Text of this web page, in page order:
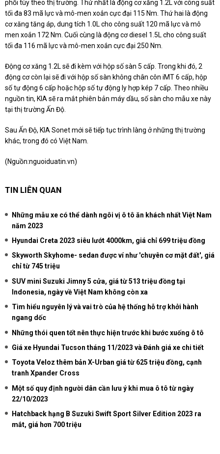
phối tùy theo thị trường. Thứ nhất là động cơ xăng 1.2L với công suất
tối đa 83 mã lực và mô-men xoắn cực đại 115 Nm. Thứ hai là động
cơ xăng tăng áp, dung tích 1.0L cho công suất 120 mã lực và mô
men xoắn 172 Nm. Cuối cùng là động cơ diesel 1.5L cho công suất
tối đa 116 mã lực và mô-men xoắn cực đại 250 Nm.
Động cơ xăng 1.2L sẽ đi kèm với hộp số sàn 5 cấp. Trong khi đó, 2
động cơ còn lại sẽ đi với hộp số sàn không chân côn iMT 6 cấp, hộp
số tự động 6 cấp hoặc hộp số tự động ly hợp kép 7 cấp. Theo nhiều
nguồn tin, KIA sẽ ra mắt phiên bản máy dầu, số sàn cho mẫu xe này
tại thị trường Ấn Độ.
Sau Ấn Độ, KIA Sonet mới sẽ tiếp tục trình làng ở những thị trường
khác, trong đó có Việt Nam.
(Nguồn:nguoiduatin.vn)
TIN LIÊN QUAN
Những mẫu xe có thể dành ngôi vị ô tô ăn khách nhất Việt Nam
năm 2023
Hyundai Creta 2023 siêu lướt 4000km, giá chỉ 699 triệu đồng
Skyworth Skyhome- sedan được ví như 'chuyên cơ mặt đất', giá
chỉ từ 745 triệu
SUV mini Suzuki Jimny 5 cửa, giá từ 513 triệu đồng tại
Indonesia, ngày về Việt Nam không còn xa
Tìm hiểu nguyên lý và vai trò của hệ thống hỗ trợ khởi hành
ngang dốc
Những thói quen tốt nên thực hiện trước khi bước xuống ô tô
Giá xe Hyundai Tucson tháng 11/2023 và Đánh giá xe chi tiết
Toyota Veloz thêm bản X-Urban giá từ 625 triệu đồng, cạnh
tranh Xpander Cross
Một số quy định người dân cần lưu ý khi mua ô tô từ ngày
22/10/2023
Hatchback hạng B Suzuki Swift Sport Silver Edition 2023 ra
mắt, giá hơn 700 triệu